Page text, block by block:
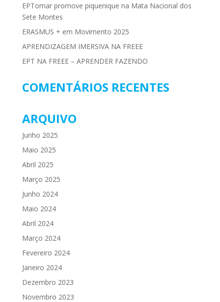
EPTomar promove piquenique na Mata Nacional dos
Sete Montes
ERASMUS + em Movimento 2025
APRENDIZAGEM IMERSIVA NA FREEE
EPT NA FREEE – APRENDER FAZENDO
COMENTÁRIOS RECENTES
ARQUIVO
Junho 2025
Maio 2025
Abril 2025
Março 2025
Junho 2024
Maio 2024
Abril 2024
Março 2024
Fevereiro 2024
Janeiro 2024
Dezembro 2023
Novembro 2023